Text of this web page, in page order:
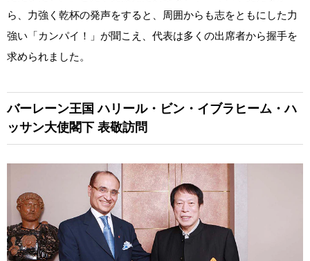
ら、力強く乾杯の発声をすると、周囲からも志をともにした力
強い「カンパイ！」が聞こえ、代表は多くの出席者から握手を
求められました。
バーレーン王国 ハリール・ビン・イブラヒーム・ハ
ッサン大使閣下 表敬訪問